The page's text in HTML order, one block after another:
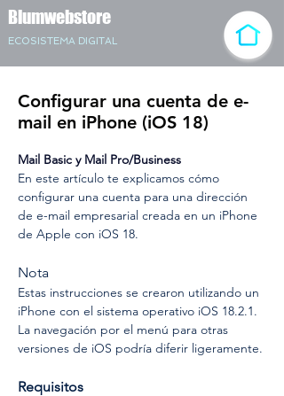
Blumwebstore
ECOSISTEMA DIGITAL
Configurar una cuenta de e-
mail en iPhone (iOS 18)
Mail Basic y Mail Pro/Business
En este artículo te explicamos cómo
configurar una cuenta para una dirección
de e-mail empresarial creada en un iPhone
de Apple con iOS 18.
Nota
Estas instrucciones se crearon utilizando un
iPhone con el sistema operativo iOS 18.2.1.
La navegación por el menú para otras
versiones de iOS podría diferir ligeramente.
Requisitos